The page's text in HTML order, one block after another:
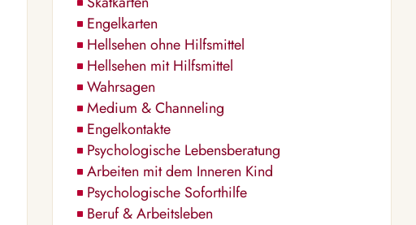
Engelkarten
Hellsehen ohne Hilfsmittel
Hellsehen mit Hilfsmittel
Wahrsagen
Medium & Channeling
Engelkontakte
Psychologische Lebensberatung
Arbeiten mit dem Inneren Kind
Psychologische Soforthilfe
Beruf & Arbeitsleben